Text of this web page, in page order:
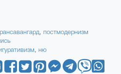
,постмодернизм
,ню